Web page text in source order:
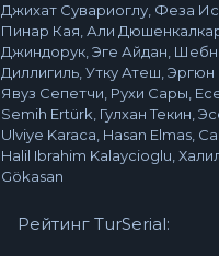
Джихат Сувариоглу, Феза
Пинар Кая, Али
Джиндорук, Эге Айдан,
Диллигиль, Утку Атеш,
Явуз Сепетчи, Рухи Сары,
Semih Ertürk, Гулхан Текин,
Ulviye Karaca, Hasan Elmas,
Halil Ibrahim Kalaycioglu,
Gökasan
Рейтинг TurSerial: